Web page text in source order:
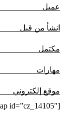
عميل
انشأ من قبل
مكتمل
مهارات
موقع إلكتروني
[cz_gap id=”cz_14105″]